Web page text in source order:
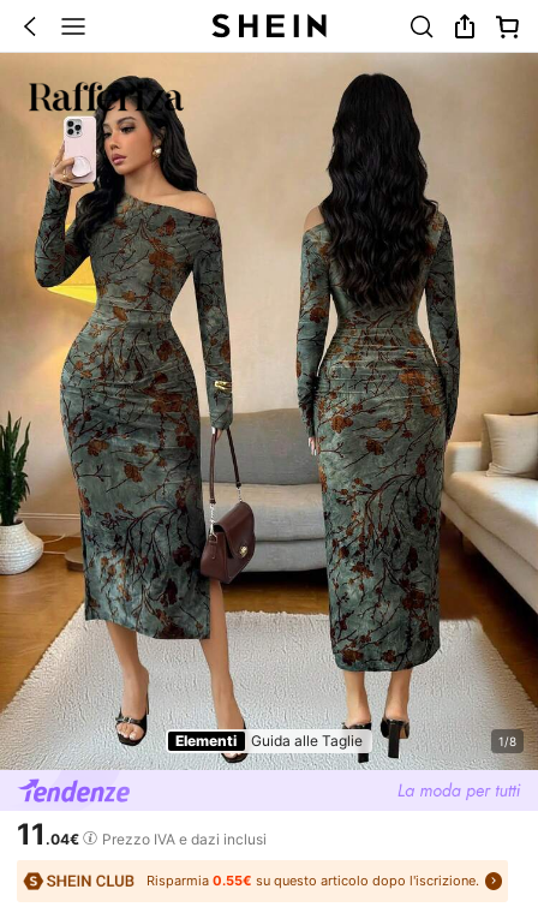
Elementi Guida alle Taglie 1/8
11 .04€ Prezzo IVA e dazi inclusi
Risparmia0.55€ su questo articolo dopo l'iscrizione.